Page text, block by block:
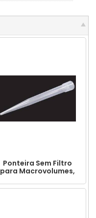
Ponteira Sem Filtro
para Macrovolumes,
PLASTBIO